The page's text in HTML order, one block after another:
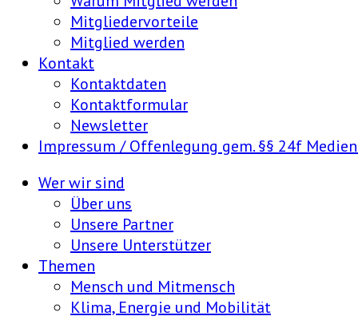
Mitgliedervorteile
Mitglied werden
Kontakt
Kontaktdaten
Kontaktformular
Newsletter
Impressum / Offenlegung gem. §§ 24f
Wer wir sind
Über uns
Unsere Partner
Unsere Unterstützer
Themen
Mensch und Mitmensch
Klima, Energie und Mobilität